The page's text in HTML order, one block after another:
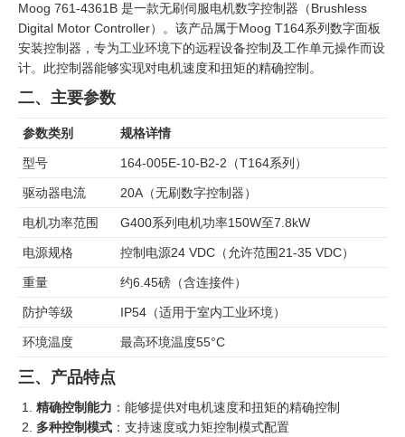
Moog 761-4361B 是一款无刷伺服电机数字控制器（Brushless
Digital Motor Controller）。该产品属于Moog T164系列数字面板
安装控制器，专为工业环境下的远程设备控制及工作单元操作而设
计。此控制器能够实现对电机速度和扭矩的精确控制。
二、主要参数
参数类别 规格详情
型号 164-005E-10-B2-2（T164系列）
驱动器电流 20A（无刷数字控制器）
电机功率范围 G400系列电机功率150W至7.8kW
电源规格 控制电源24 VDC（允许范围21-35 VDC）
重量 约6.45磅（含连接件）
防护等级 IP54（适用于室内工业环境）
环境温度 最高环境温度55°C
三、产品特点
精确控制能力 ：能够提供对电机速度和扭矩的精确控制
多种控制模式 ：支持速度或力矩控制模式配置